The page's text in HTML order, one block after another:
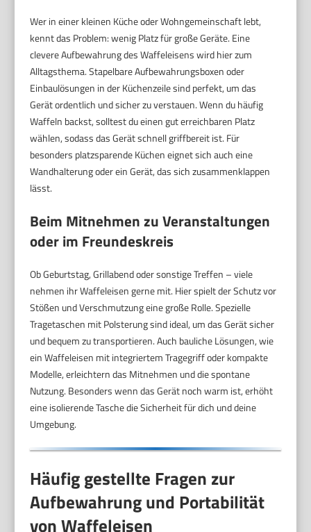
Wer in einer kleinen Küche oder Wohngemeinschaft lebt,
kennt das Problem: wenig Platz für große Geräte. Eine
clevere Aufbewahrung des Waffeleisens wird hier zum
Alltagsthema. Stapelbare Aufbewahrungsboxen oder
Einbaulösungen in der Küchenzeile sind perfekt, um das
Gerät ordentlich und sicher zu verstauen. Wenn du häufig
Waffeln backst, solltest du einen gut erreichbaren Platz
wählen, sodass das Gerät schnell griffbereit ist. Für
besonders platzsparende Küchen eignet sich auch eine
Wandhalterung oder ein Gerät, das sich zusammenklappen
lässt.
Beim Mitnehmen zu Veranstaltungen
oder im Freundeskreis
Ob Geburtstag, Grillabend oder sonstige Treffen – viele
nehmen ihr Waffeleisen gerne mit. Hier spielt der Schutz vor
Stößen und Verschmutzung eine große Rolle. Spezielle
Tragetaschen mit Polsterung sind ideal, um das Gerät sicher
und bequem zu transportieren. Auch bauliche Lösungen, wie
ein Waffeleisen mit integriertem Tragegriff oder kompakte
Modelle, erleichtern das Mitnehmen und die spontane
Nutzung. Besonders wenn das Gerät noch warm ist, erhöht
eine isolierende Tasche die Sicherheit für dich und deine
Umgebung.
Häufig gestellte Fragen zur
Aufbewahrung und Portabilität
von Waffeleisen